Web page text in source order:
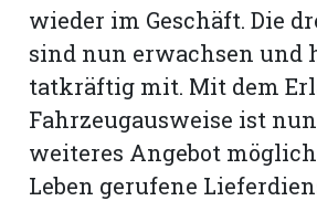
wieder im Geschäft. Die
sind nun erwachsen und
tatkräftig mit. Mit dem
Fahrzeugausweise ist
weiteres Angebot
Leben gerufene